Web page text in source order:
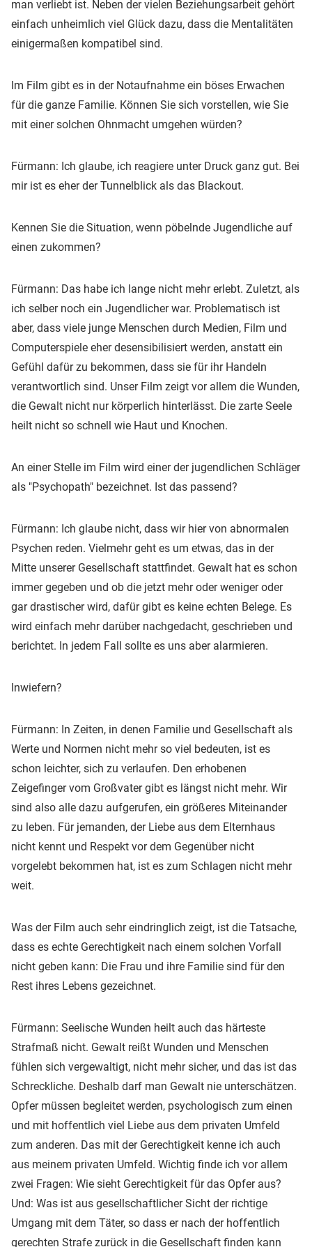
man verliebt ist. Neben der vielen Beziehungsarbeit gehört
einfach unheimlich viel Glück dazu, dass die Mentalitäten
einigermaßen kompatibel sind.
Im Film gibt es in der Notaufnahme ein böses Erwachen
für die ganze Familie. Können Sie sich vorstellen, wie Sie
mit einer solchen Ohnmacht umgehen würden?
Fürmann: Ich glaube, ich reagiere unter Druck ganz gut. Bei
mir ist es eher der Tunnelblick als das Blackout.
Kennen Sie die Situation, wenn pöbelnde Jugendliche auf
einen zukommen?
Fürmann: Das habe ich lange nicht mehr erlebt. Zuletzt, als
ich selber noch ein Jugendlicher war. Problematisch ist
aber, dass viele junge Menschen durch Medien, Film und
Computerspiele eher desensibilisiert werden, anstatt ein
Gefühl dafür zu bekommen, dass sie für ihr Handeln
verantwortlich sind. Unser Film zeigt vor allem die Wunden,
die Gewalt nicht nur körperlich hinterlässt. Die zarte Seele
heilt nicht so schnell wie Haut und Knochen.
An einer Stelle im Film wird einer der jugendlichen Schläger
als "Psychopath" bezeichnet. Ist das passend?
Fürmann: Ich glaube nicht, dass wir hier von abnormalen
Psychen reden. Vielmehr geht es um etwas, das in der
Mitte unserer Gesellschaft stattfindet. Gewalt hat es schon
immer gegeben und ob die jetzt mehr oder weniger oder
gar drastischer wird, dafür gibt es keine echten Belege. Es
wird einfach mehr darüber nachgedacht, geschrieben und
berichtet. In jedem Fall sollte es uns aber alarmieren.
Inwiefern?
Fürmann: In Zeiten, in denen Familie und Gesellschaft als
Werte und Normen nicht mehr so viel bedeuten, ist es
schon leichter, sich zu verlaufen. Den erhobenen
Zeigefinger vom Großvater gibt es längst nicht mehr. Wir
sind also alle dazu aufgerufen, ein größeres Miteinander
zu leben. Für jemanden, der Liebe aus dem Elternhaus
nicht kennt und Respekt vor dem Gegenüber nicht
vorgelebt bekommen hat, ist es zum Schlagen nicht mehr
weit.
Was der Film auch sehr eindringlich zeigt, ist die Tatsache,
dass es echte Gerechtigkeit nach einem solchen Vorfall
nicht geben kann: Die Frau und ihre Familie sind für den
Rest ihres Lebens gezeichnet.
Fürmann: Seelische Wunden heilt auch das härteste
Strafmaß nicht. Gewalt reißt Wunden und Menschen
fühlen sich vergewaltigt, nicht mehr sicher, und das ist das
Schreckliche. Deshalb darf man Gewalt nie unterschätzen.
Opfer müssen begleitet werden, psychologisch zum einen
und mit hoffentlich viel Liebe aus dem privaten Umfeld
zum anderen. Das mit der Gerechtigkeit kenne ich auch
aus meinem privaten Umfeld. Wichtig finde ich vor allem
zwei Fragen: Wie sieht Gerechtigkeit für das Opfer aus?
Und: Was ist aus gesellschaftlicher Sicht der richtige
Umgang mit dem Täter, so dass er nach der hoffentlich
gerechten Strafe zurück in die Gesellschaft finden kann